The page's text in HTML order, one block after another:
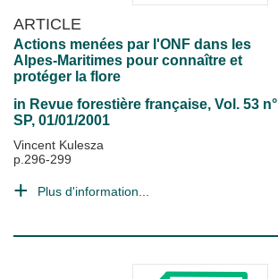
ARTICLE
Actions menées par l'ONF dans les
Alpes-Maritimes pour connaître et
protéger la flore
in Revue forestière française, Vol. 53 n°
SP, 01/01/2001
Vincent Kulesza
p.296-299
Plus d'information...